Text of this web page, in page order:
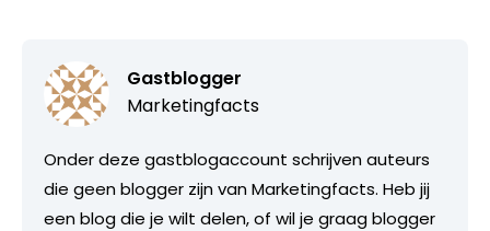
Gastblogger
Marketingfacts
Onder deze gastblogaccount schrijven auteurs
die geen blogger zijn van Marketingfacts. Heb jij
een blog die je wilt delen, of wil je graag blogger